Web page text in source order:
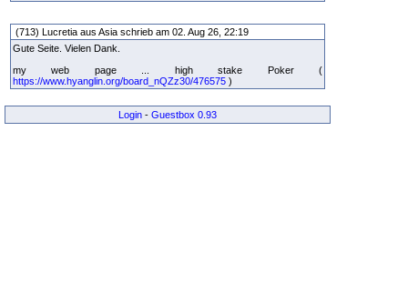
(713) Lucretia aus Asia schrieb am 02. Aug 26, 22:19
Gute Seite. Vielen Dank.
my web page ... high stake Poker (
https://www.hyanglin.org/board_nQZz30/476575 )
Login - Guestbox 0.93